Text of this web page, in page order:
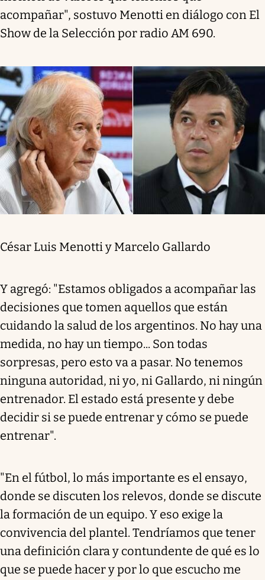
acompañar", sostuvo Menotti en diálogo con El
Show de la Selección por radio AM 690.
César Luis Menotti y Marcelo Gallardo
Y agregó: "Estamos obligados a acompañar las
decisiones que tomen aquellos que están
cuidando la salud de los argentinos. No hay una
medida, no hay un tiempo... Son todas
sorpresas, pero esto va a pasar. No tenemos
ninguna autoridad, ni yo, ni Gallardo, ni ningún
entrenador. El estado está presente y debe
decidir si se puede entrenar y cómo se puede
entrenar".
"En el fútbol, lo más importante es el ensayo,
donde se discuten los relevos, donde se discute
la formación de un equipo. Y eso exige la
convivencia del plantel. Tendríamos que tener
una definición clara y contundente de qué es lo
que se puede hacer y por lo que escucho me